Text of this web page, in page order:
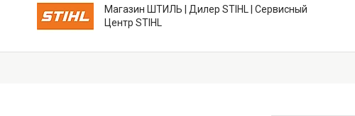
Магазин ШТИЛЬ | Дилер STIHL | Сервисный
Центр STIHL